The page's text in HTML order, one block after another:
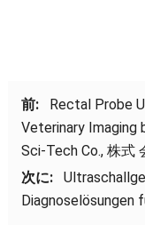
前: Rectal Probe
Veterinary Imaging
Sci-Tech Co., 株式
次に:
Diagnoselösungen